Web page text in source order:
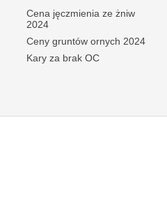
Cena jęczmienia ze żniw
2024
Ceny gruntów ornych 2024
Kary za brak OC